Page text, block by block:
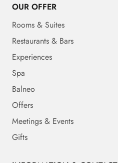
OUR OFFER
Rooms & Suites
Restaurants & Bars
Experiences
Spa
Balneo
Offers
Meetings & Events
Gifts